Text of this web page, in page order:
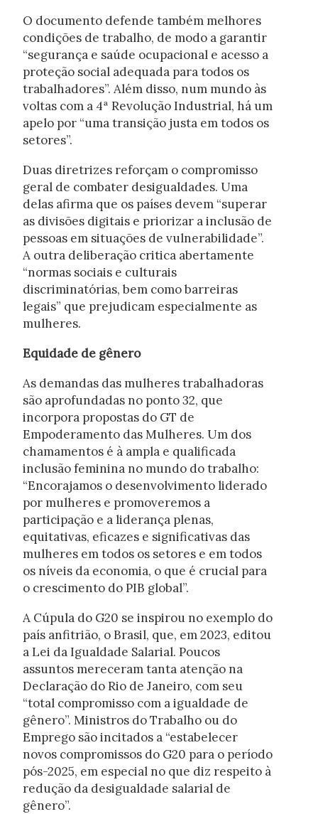
O documento defende também melhores
condições de trabalho, de modo a garantir
“segurança e saúde ocupacional e acesso a
proteção social adequada para todos os
trabalhadores”. Além disso, num mundo às
voltas com a 4ª Revolução Industrial, há um
apelo por “uma transição justa em todos os
setores”.
Duas diretrizes reforçam o compromisso
geral de combater desigualdades. Uma
delas afirma que os países devem “superar
as divisões digitais e priorizar a inclusão de
pessoas em situações de vulnerabilidade”.
A outra deliberação critica abertamente
“normas sociais e culturais
discriminatórias, bem como barreiras
legais” que prejudicam especialmente as
mulheres.
Equidade de gênero
As demandas das mulheres trabalhadoras
são aprofundadas no ponto 32, que
incorpora propostas do GT de
Empoderamento das Mulheres. Um dos
chamamentos é à ampla e qualificada
inclusão feminina no mundo do trabalho:
“Encorajamos o desenvolvimento liderado
por mulheres e promoveremos a
participação e a liderança plenas,
equitativas, eficazes e significativas das
mulheres em todos os setores e em todos
os níveis da economia, o que é crucial para
o crescimento do PIB global”.
A Cúpula do G20 se inspirou no exemplo do
país anfitrião, o Brasil, que, em 2023, editou
a Lei da Igualdade Salarial. Poucos
assuntos mereceram tanta atenção na
Declaração do Rio de Janeiro, com seu
“total compromisso com a igualdade de
gênero”. Ministros do Trabalho ou do
Emprego são incitados a “estabelecer
novos compromissos do G20 para o período
pós-2025, em especial no que diz respeito à
redução da desigualdade salarial de
gênero”.